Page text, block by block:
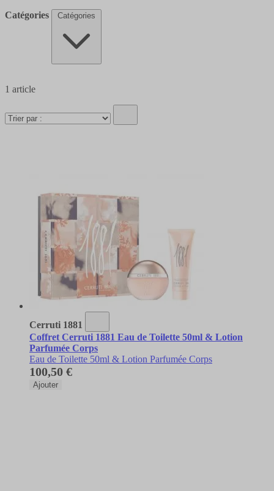
Catégories Catégories
1 article
Cerruti 1881
Coffret Cerruti 1881 Eau de Toilette 50ml & Lotion
Parfumée Corps
Eau de Toilette 50ml & Lotion Parfumée Corps
100,50 €
Ajouter